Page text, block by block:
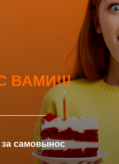
ВАМИ!!!
за самовынос